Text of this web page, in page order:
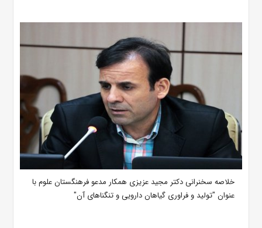
خلاصه سخنرانی دکتر مجید عزیزی همکار مدعو فرهنگستان علوم با
عنوان "تولید و فراوری گیاهان دارویی و تنگناهای آن"